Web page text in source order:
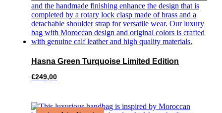
Hasna Green Turquoise Limited Edition
€249,00